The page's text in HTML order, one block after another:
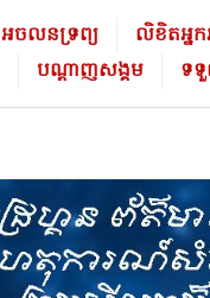
អចលនទ្រព្យ លិខិត​អ្នក​
បណ្ដាញសង្គម ទ